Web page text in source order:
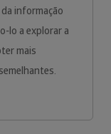
informação
lo a explorar a
mais